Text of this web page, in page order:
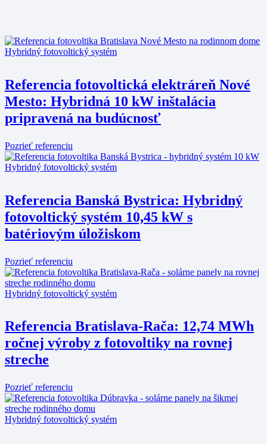
Hybridný fotovoltický systém
Referencia fotovoltická elektráreň Nové
Mesto: Hybridná 10 kW inštalácia
pripravená na budúcnosť
Pozrieť referenciu
Hybridný fotovoltický systém
Referencia Banská Bystrica: Hybridný
fotovoltický systém 10,45 kW s
batériovým úložiskom
Pozrieť referenciu
Hybridný fotovoltický systém
Referencia Bratislava-Rača: 12,74 MWh
ročnej výroby z fotovoltiky na rovnej
streche
Pozrieť referenciu
Hybridný fotovoltický systém